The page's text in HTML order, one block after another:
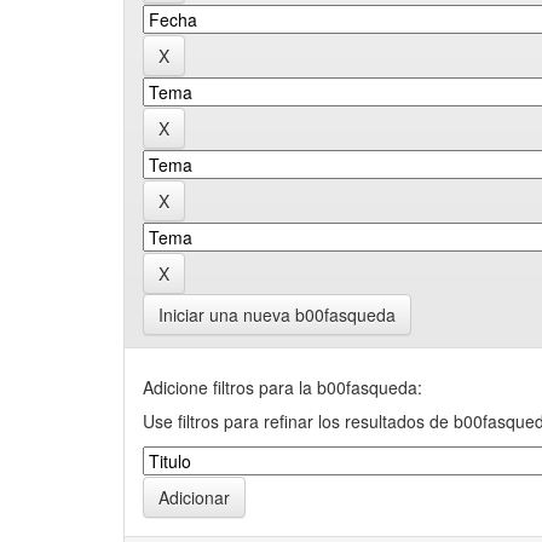
Iniciar una nueva b00fasqueda
Adicione filtros para la b00fasqueda:
Use filtros para refinar los resultados de